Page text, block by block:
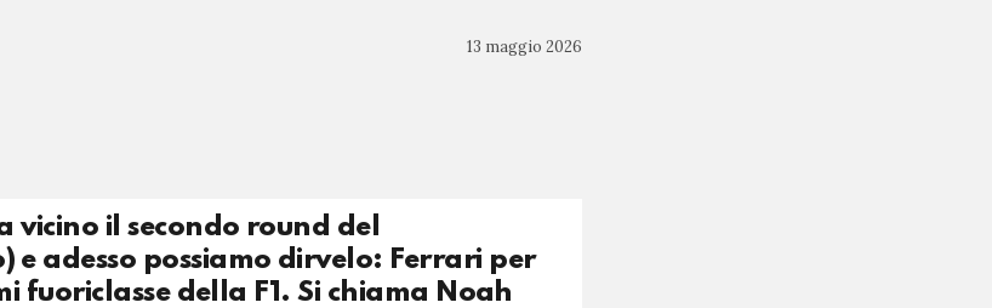
13 maggio 2026
vicino il secondo round del
adesso possiamo dirvelo: Ferrari per
fuoriclasse della F1. Si chiama Noah